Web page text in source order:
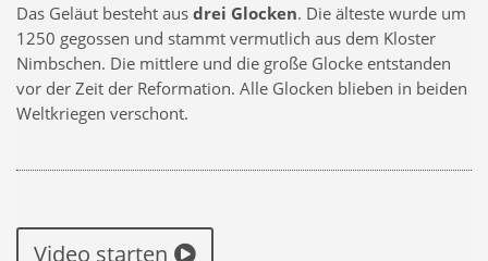
Das Geläut besteht aus drei Glocken. Die älteste wurde um
1250 gegossen und stammt vermutlich aus dem Kloster
Nimbschen. Die mittlere und die große Glocke entstanden
vor der Zeit der Reformation. Alle Glocken blieben in beiden
Weltkriegen verschont.
Video starten